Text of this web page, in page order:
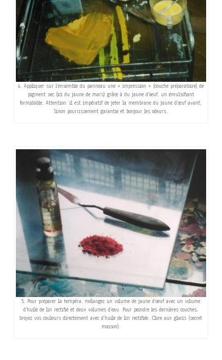
4. Appliquer sur l’ensemble du panneau une « impression » (couche préparatoire) de
pigment sec (ici du jaune de mars) grâce à du jaune d’oeuf, un émulsifiant
formidable. Attention: il est impératif de jeter la membrane du jaune d’œuf avant,
Sinon pourrissement garantie et bonjour les odeurs.
5. Pour préparer la tempéra, mélangez un volume de jaune d’oeuf avec un volume
d’huile de lin rectifié et deux volumes d’eau. Pour peindre les dernières couches,
broyez vos couleurs directement avec d’huile de lin rectifiée. Clore aux glacis (secret
maison).